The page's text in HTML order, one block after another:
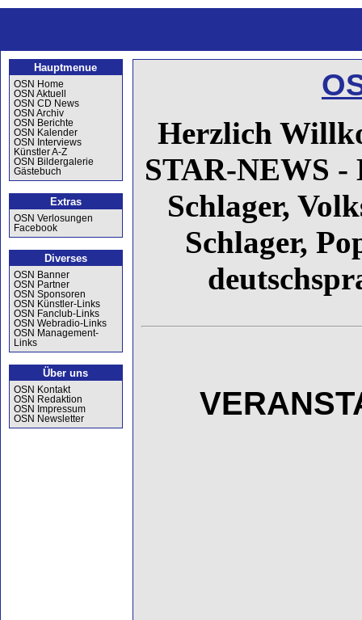
Hauptmenue
OSN Home
OSN Aktuell
OSN CD News
OSN Archiv
OSN Berichte
OSN Kalender
OSN Interviews
Künstler A-Z
OSN Bildergalerie
Gästebuch
Extras
OSN Verlosungen
Facebook
Diverses
OSN Banner
OSN Partner
OSN Sponsoren
OSN Künstler-Links
OSN Fanclub-Links
OSN Webradio-Links
OSN Management-
Links
Über uns
OSN Kontakt
OSN Redaktion
OSN Impressum
OSN Newsletter
Herzlich
STAR-NEWS
Schlager,
Schlager,